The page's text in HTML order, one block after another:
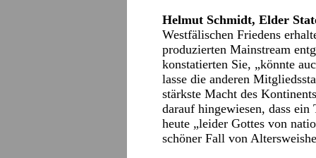
Helmut Schmidt, Elder
Westfälischen Friedens
produzierten Mainstream
konstatierten Sie, „könnte
lasse die anderen
stärkste Macht des
darauf hingewiesen, dass
heute „leider Gottes von
schöner Fall von